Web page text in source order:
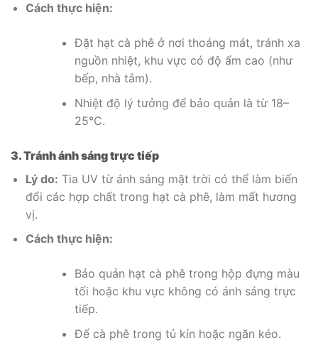
Cách thực hiện:
Đặt hạt cà phê ở nơi thoáng mát, tránh xa
nguồn nhiệt, khu vực có độ ẩm cao (như
bếp, nhà tắm).
Nhiệt độ lý tưởng để bảo quản là từ 18–
25°C.
3. Tránh ánh sáng trực tiếp
Lý do: Tia UV từ ánh sáng mặt trời có thể làm biến
đổi các hợp chất trong hạt cà phê, làm mất hương
vị.
Cách thực hiện:
Bảo quản hạt cà phê trong hộp đựng màu
tối hoặc khu vực không có ánh sáng trực
tiếp.
Để cà phê trong tủ kín hoặc ngăn kéo.